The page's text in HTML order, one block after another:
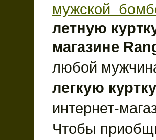
мужской
летную
магазине
любой
легкую
интернет-
Чтобы